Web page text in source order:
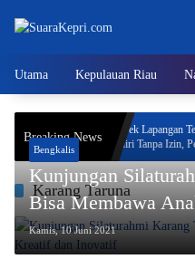
Utama Kepulauan Riau
Breaking News
Neo Feodal! Proyek Lapangan Tenis di
Jaya Berani Berdiri Tanpa Izin, Pemilik
Progres 70 Persen
Karang Taruna
Bengkalis
Kunjungan
Bisa Membawa
Inovatif
Kamis, 10 Juni 2021